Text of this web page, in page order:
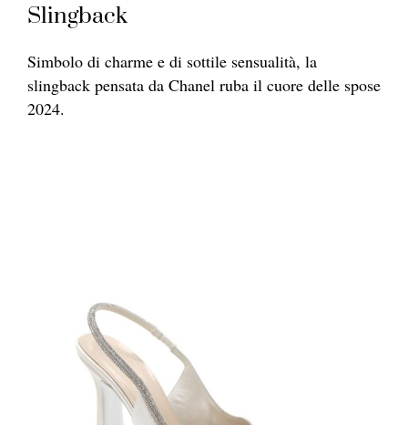
Slingback
Simbolo di charme e di sottile sensualità, la
slingback pensata da Chanel ruba il cuore delle spose
2024.